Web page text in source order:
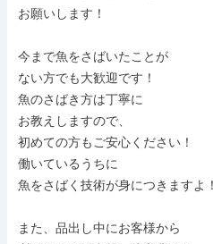
お願いします！
今まで魚をさばいたことが
ない方でも大歓迎です！
魚のさばき方は丁寧に
お教えしますので、
初めての方もご安心ください！
働いているうちに
魚をさばく技術が身につきますよ！
また、品出し中にお客様から